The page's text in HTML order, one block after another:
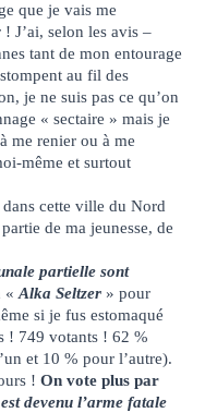
que je vais me
J’ai, selon les avis –
tant de mon entourage
au fil des
je ne suis pas ce qu’on
« sectaire » mais je
me renier ou à me
même et surtout
dans cette ville du Nord
de ma jeunesse, de
partielle sont
« Alka Seltzer » pour
si je fus estomaqué
! 749 votants ! 62 %
et 10 % pour l’autre).
! On vote plus par
devenu l’arme fatale